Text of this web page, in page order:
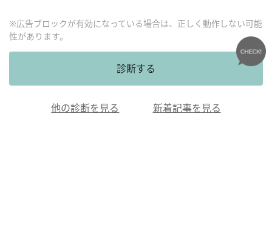
※広告ブロックが有効になっている場合は、正しく動作しない可能
性があります。
診断する
他の診断を見る 新着記事を見る